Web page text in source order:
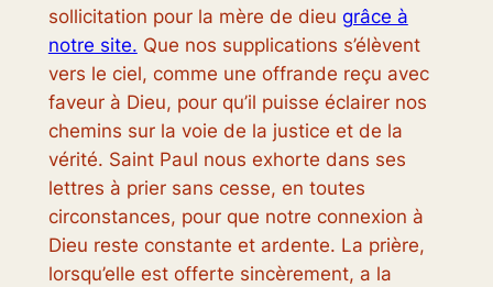
sollicitation pour la mère de dieu grâce à
notre site. Que nos supplications s’élèvent
vers le ciel, comme une offrande reçu avec
faveur à Dieu, pour qu’il puisse éclairer nos
chemins sur la voie de la justice et de la
vérité. Saint Paul nous exhorte dans ses
lettres à prier sans cesse, en toutes
circonstances, pour que notre connexion à
Dieu reste constante et ardente. La prière,
lorsqu’elle est offerte sincèrement, a la